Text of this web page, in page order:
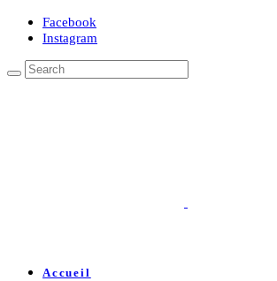
Facebook
Instagram
Accueil